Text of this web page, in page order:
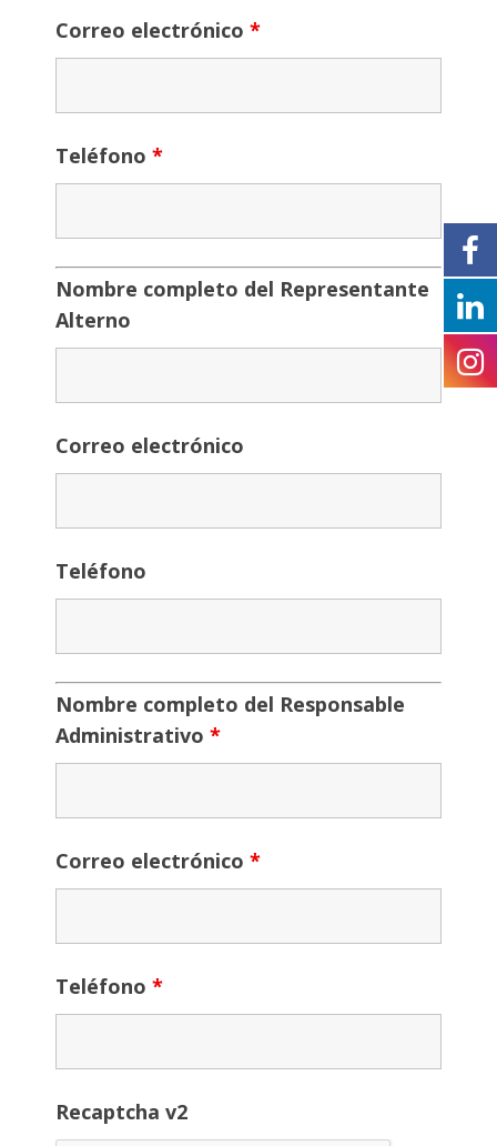
Correo electrónico *
Teléfono *
Nombre completo del Representante
Alterno
Correo electrónico
Teléfono
Nombre completo del Responsable
Administrativo *
Correo electrónico *
Teléfono *
Recaptcha v2